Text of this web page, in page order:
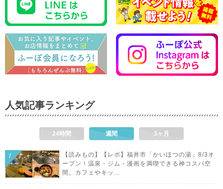
人気記事ランキング
24時間 週間 3ヶ月
【読みもの】【レポ】福井市「かいほつの湯」8/3オ
ープン！温泉・ジム・漫画を満喫できる神コスパ空
間。カフェやキッ...